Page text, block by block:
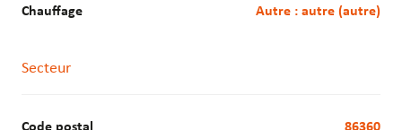
Chauffage autre : autre (autre)
Secteur